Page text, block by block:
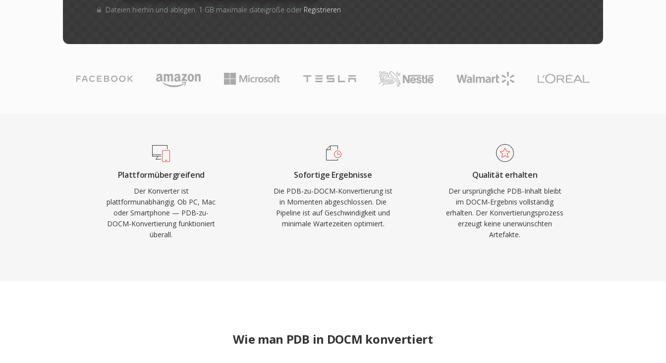
Dateien hierhin und ablegen. 1 GB maximale dateigröße oder Registrieren
Plattformübergreifend
Der Konverter ist
plattformunabhängig. Ob PC, Mac
oder Smartphone — PDB-zu-
DOCM-Konvertierung funktioniert
überall.
Sofortige Ergebnisse
Die PDB-zu-DOCM-Konvertierung ist
in Momenten abgeschlossen. Die
Pipeline ist auf Geschwindigkeit und
minimale Wartezeiten optimiert.
Qualität erhalten
Der ursprüngliche PDB-Inhalt bleibt
im DOCM-Ergebnis vollständig
erhalten. Der Konvertierungsprozess
erzeugt keine unerwünschten
Artefakte.
Wie man PDB in DOCM konvertiert